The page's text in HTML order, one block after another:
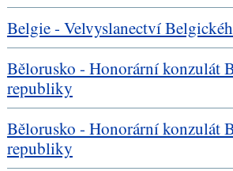
Belgie - Velvyslanectví
Bělorusko - Honorární konzulát
republiky
Bělorusko - Honorární konzulát
republiky